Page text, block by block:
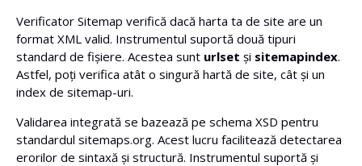
Verificator Sitemap verifică dacă harta ta de site are un
format XML valid. Instrumentul suportă două tipuri
standard de fișiere. Acestea sunt urlset și sitemapindex.
Astfel, poți verifica atât o singură hartă de site, cât și un
index de sitemap-uri.
Validarea integrată se bazează pe schema XSD pentru
standardul sitemaps.org. Acest lucru facilitează detectarea
erorilor de sintaxă și structură. Instrumentul suportă și